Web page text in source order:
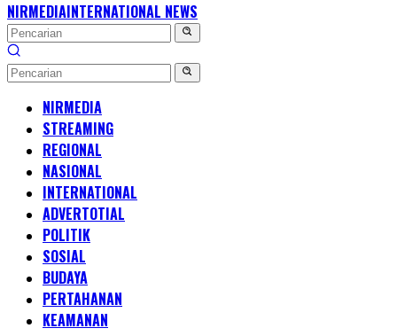
NIRMEDIAINTERNATIONAL NEWS
NIRMEDIA
STREAMING
REGIONAL
NASIONAL
INTERNATIONAL
ADVERTOTIAL
POLITIK
SOSIAL
BUDAYA
PERTAHANAN
KEAMANAN